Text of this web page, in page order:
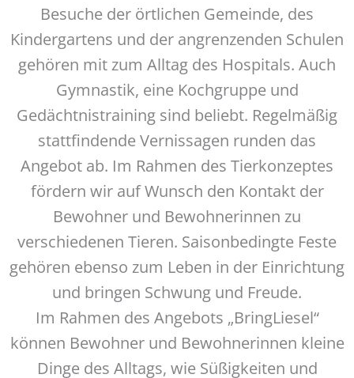
Besuche der örtlichen Gemeinde, des
Kindergartens und der angrenzenden Schulen
gehören mit zum Alltag des Hospitals. Auch
Gymnastik, eine Kochgruppe und
Gedächtnistraining sind beliebt. Regelmäßig
stattfindende Vernissagen runden das
Angebot ab. Im Rahmen des Tierkonzeptes
fördern wir auf Wunsch den Kontakt der
Bewohner und Bewohnerinnen zu
verschiedenen Tieren. Saisonbedingte Feste
gehören ebenso zum Leben in der Einrichtung
und bringen Schwung und Freude.
Im Rahmen des Angebots „BringLiesel“
können Bewohner und Bewohnerinnen kleine
Dinge des Alltags, wie Süßigkeiten und